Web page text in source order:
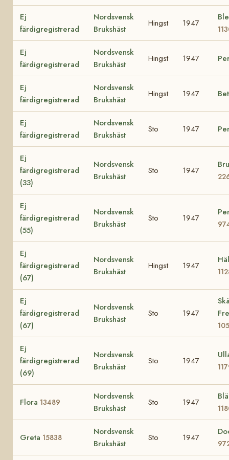
Ej
färdigregistrerad
Nordsvensk
Brukshäst
Hingst 1947
Ej
färdigregistrerad
Nordsvensk
Brukshäst
Hingst 1947
Ej
färdigregistrerad
Nordsvensk
Brukshäst
Hingst 1947
Ej
färdigregistrerad
Nordsvensk
Brukshäst
Sto 1947
Ej
färdigregistrerad
(33)
Nordsvensk
Brukshäst
Sto 1947
Ej
färdigregistrerad
(55)
Nordsvensk
Brukshäst
Sto 1947
Ej
färdigregistrerad
(67)
Nordsvensk
Brukshäst
Hingst 1947
Ej
färdigregistrerad
(67)
Nordsvensk
Brukshäst
Sto 1947
Ej
färdigregistrerad
(69)
Nordsvensk
Brukshäst
Sto 1947
Flora 13489
Nordsvensk
Brukshäst
Sto 1947
Greta 15838
Nordsvensk
Brukshäst
Sto 1947